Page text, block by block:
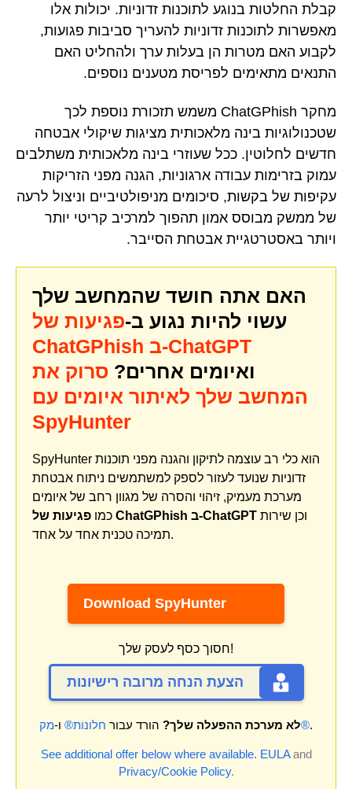
קבלת החלטות בנוגע לתוכנות זדוניות. יכולות אלו
מאפשרות לתוכנות זדוניות להעריך סביבות פגועות,
לקבוע האם מטרות הן בעלות ערך ולהחליט האם
התנאים מתאימים לפריסת מטענים נוספים.
מחקר ChatGPhish משמש תזכורת נוספת לכך
שטכנולוגיות בינה מלאכותית מציגות שיקולי אבטחה
חדשים לחלוטין. ככל שעוזרי בינה מלאכותית משתלבים
עמוק בזרימות עבודה ארגוניות, הגנה מפני הזריקות
עקיפות של בקשות, סיכומים מניפולטיביים וניצול לרעה
של ממשק מבוסס אמון תהפוך למרכיב קריטי יותר
ויותר באסטרטגיית אבטחת הסייבר.
האם אתה חושד שהמחשב שלך
עשוי להיות נגוע ב-פגיעות של
ChatGPhish ב-ChatGPT
ואיומים אחרים? סרוק את
המחשב שלך לאיתור איומים עם
SpyHunter
SpyHunter הוא כלי רב עוצמה לתיקון והגנה מפני תוכנות
זדוניות שנועד לעזור לספק למשתמשים ניתוח אבטחת
מערכת מעמיק, זיהוי והסרה של מגוון רחב של איומים
כמו
פגיעות של ChatGPhish ב-ChatGPT
תמיכה טכנית אחד על אחד.
Download SpyHunter
חסוך כסף לעסק שלך!
הצעת הנחה מרובה רישיונות
לא מערכת ההפעלה שלך? הורד עבור חלונות® ו- מק®.
See additional offer below where available. EULAand
Privacy/Cookie Policy.